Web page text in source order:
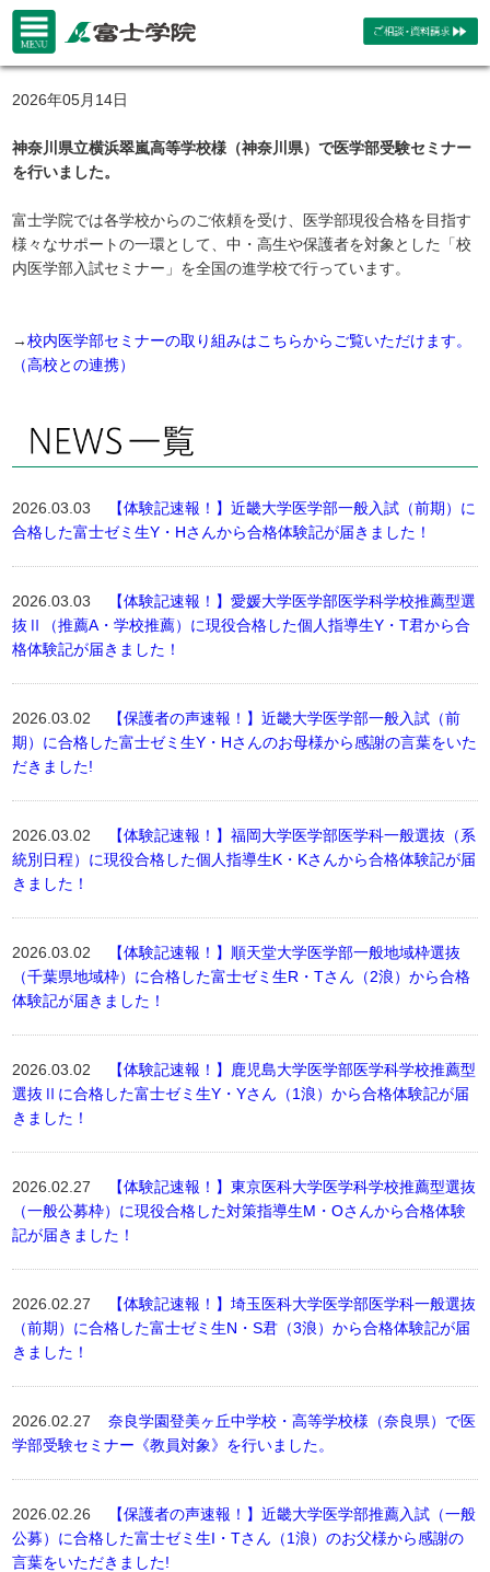
2026年05月14日
神奈川県立横浜翠嵐高等学校様（神奈川県）で医学部受験セミナー
を行いました。
富士学院では各学校からのご依頼を受け、医学部現役合格を目指す
様々なサポートの一環として、中・高生や保護者を対象とした「校
内医学部入試セミナー」を全国の進学校で行っています。
→校内医学部セミナーの取り組みはこちらからご覧いただけます。
（高校との連携）
2026.03.03
【体験記速報！】近畿大学医学部一般入試（前期）に
合格した富士ゼミ生Y・Hさんから合格体験記が届きました！
2026.03.03
【体験記速報！】愛媛大学医学部医学科学校推薦型選
抜Ⅱ（推薦A・学校推薦）に現役合格した個人指導生Y・T君から合
格体験記が届きました！
2026.03.02
【保護者の声速報！】近畿大学医学部一般入試（前
期）に合格した富士ゼミ生Y・Hさんのお母様から感謝の言葉をいた
だきました!
2026.03.02
【体験記速報！】福岡大学医学部医学科一般選抜（系
統別日程）に現役合格した個人指導生K・Kさんから合格体験記が届
きました！
2026.03.02
【体験記速報！】順天堂大学医学部一般地域枠選抜
（千葉県地域枠）に合格した富士ゼミ生R・Tさん（2浪）から合格
体験記が届きました！
2026.03.02
【体験記速報！】鹿児島大学医学部医学科学校推薦型
選抜Ⅱに合格した富士ゼミ生Y・Yさん（1浪）から合格体験記が届
きました！
2026.02.27
【体験記速報！】東京医科大学医学科学校推薦型選抜
（一般公募枠）に現役合格した対策指導生M・Oさんから合格体験
記が届きました！
2026.02.27
【体験記速報！】埼玉医科大学医学部医学科一般選抜
（前期）に合格した富士ゼミ生N・S君（3浪）から合格体験記が届
きました！
2026.02.27奈良学園登美ヶ丘中学校・高等学校様（奈良県）で医
学部受験セミナー《教員対象》を行いました。
2026.02.26
【保護者の声速報！】近畿大学医学部推薦入試（一般
公募）に合格した富士ゼミ生I・Tさん（1浪）のお父様から感謝の
言葉をいただきました!